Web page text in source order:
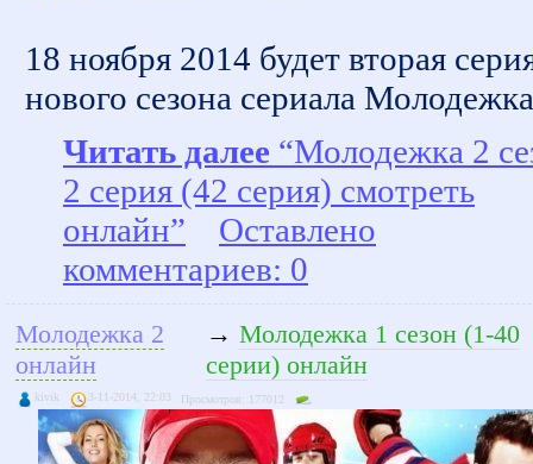
18 ноября 2014 будет вторая
нового сезона сериала Молодежка
Читать далее “Молодежка 2
2 серия (42 серия) смотреть
онлайн”
Оставлено
комментариев: 0
Молодежка 2
онлайн
→ Молодежка 1 сезон (1-40
серии) онлайн
kivik 3-11-2014, 22:03 Просмотров: 177012